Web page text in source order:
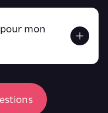
peux
mon